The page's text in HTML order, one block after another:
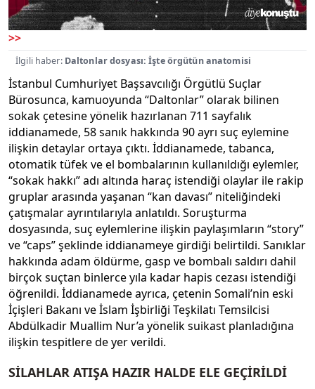
>>
İlgili haber: Daltonlar dosyası: İşte örgütün anatomisi
İstanbul Cumhuriyet Başsavcılığı Örgütlü Suçlar
Bürosunca, kamuoyunda “Daltonlar” olarak bilinen
sokak çetesine yönelik hazırlanan 711 sayfalık
iddianamede, 58 sanık hakkında 90 ayrı suç eylemine
ilişkin detaylar ortaya çıktı. İddianamede, tabanca,
otomatik tüfek ve el bombalarının kullanıldığı eylemler,
“sokak hakkı” adı altında haraç istendiği olaylar ile rakip
gruplar arasında yaşanan “kan davası” niteliğindeki
çatışmalar ayrıntılarıyla anlatıldı. Soruşturma
dosyasında, suç eylemlerine ilişkin paylaşımların “story”
ve “caps” şeklinde iddianameye girdiği belirtildi. Sanıklar
hakkında adam öldürme, gasp ve bombalı saldırı dahil
birçok suçtan binlerce yıla kadar hapis cezası istendiği
öğrenildi. İddianamede ayrıca, çetenin Somali’nin eski
İçişleri Bakanı ve İslam İşbirliği Teşkilatı Temsilcisi
Abdülkadir Muallim Nur’a yönelik suikast planladığına
ilişkin tespitlere de yer verildi.
SİLAHLAR ATIŞA HAZIR HALDE ELE GEÇİRİLDİ